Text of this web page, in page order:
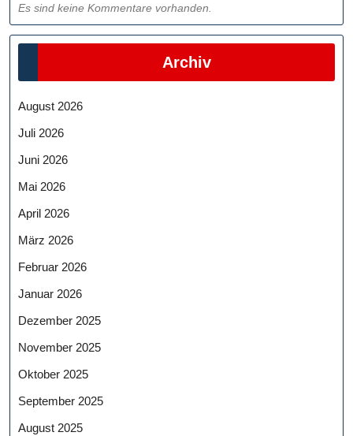
Es sind keine Kommentare vorhanden.
Archiv
August 2026
Juli 2026
Juni 2026
Mai 2026
April 2026
März 2026
Februar 2026
Januar 2026
Dezember 2025
November 2025
Oktober 2025
September 2025
August 2025